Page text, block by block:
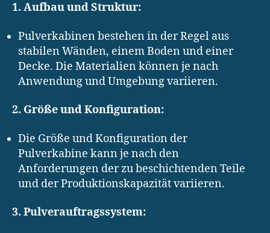
1. Aufbau und Struktur:
Pulverkabinen bestehen in der Regel aus
stabilen Wänden, einem Boden und einer
Decke. Die Materialien können je nach
Anwendung und Umgebung variieren.
2. Größe und Konfiguration:
Die Größe und Konfiguration der
Pulverkabine kann je nach den
Anforderungen der zu beschichtenden Teile
und der Produktionskapazität variieren.
3. Pulverauftragssystem: